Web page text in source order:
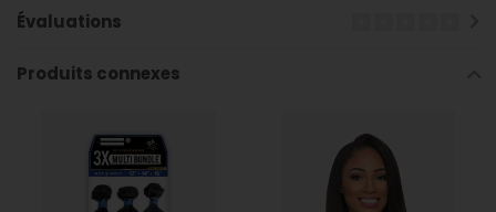
Évaluations
Produits connexes